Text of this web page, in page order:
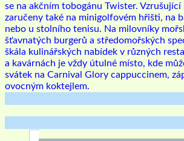
se na akčním tobogánu Twister. Vzrušující
zaručeny také na minigolfovém hřišti, na
nebo u stolního tenisu. Na milovníky
šťavnatých burgerů a středomořských
škála kulinářských nabídek v různých
a kavárnách je vždy útulné místo, kde
svátek na Carnival Glory cappuccinem,
ovocným koktejlem.